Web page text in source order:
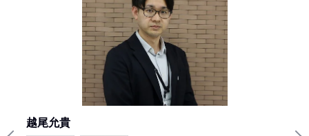
越尾允貴